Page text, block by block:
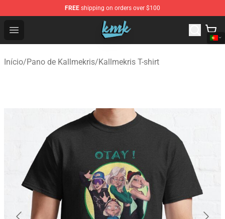
FREE shipping on orders over $100
Open menu
KallMeKris Store - Official KallMeKris Merchandise Shop
Início/Pano de Kallmekris/Kallmekris T-shirt